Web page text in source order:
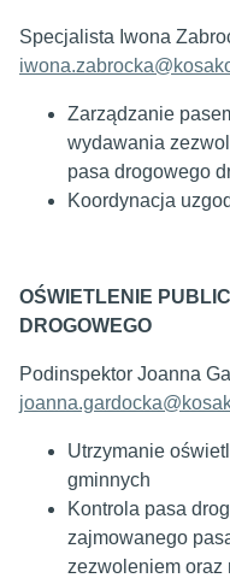
Specjalista Iwona
Zarządzanie
wydawania
pasa drogowego
Koordynacja
OŚWIETLENIE
DROGOWEGO
Podinspektor Joanna
Utrzymanie
gminnych
Kontrola pasa
zajmowanego
zezwoleniem oraz